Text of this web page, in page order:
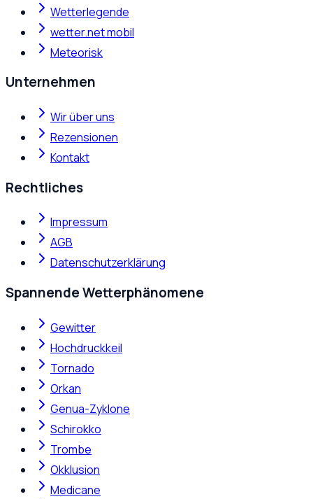
Wetterlegende
wetter.net mobil
Meteorisk
Unternehmen
Wir über uns
Rezensionen
Kontakt
Rechtliches
Impressum
AGB
Datenschutzerklärung
Spannende Wetterphänomene
Gewitter
Hochdruckkeil
Tornado
Orkan
Genua-Zyklone
Schirokko
Trombe
Okklusion
Medicane